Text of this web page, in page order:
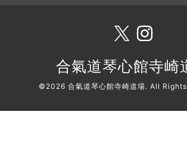
合氣道琴心館寺崎
©2026 合氣道琴心館寺崎道場. All